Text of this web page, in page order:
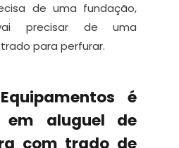
de uma fundação,
precisar de uma
para perfurar.
é
em aluguel de